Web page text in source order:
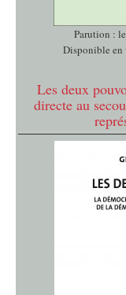
Parution :
Disponible en
Les deux
directe au